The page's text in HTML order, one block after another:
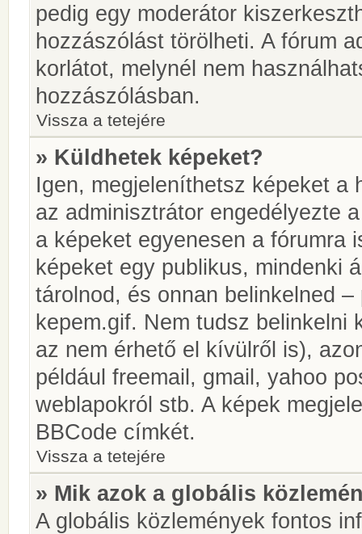
pedig egy moderátor
hozzászólást törölheti. A fórum
korlátot, melynél nem
hozzászólásban.
Vissza a tetejére
» Küldhetek képeket?
Igen, megjeleníthetsz képeket a
az adminisztrátor engedélyezte
a képeket egyenesen a fórumra
képeket egy publikus, mindenki
tárolnod, és onnan belinkelned
kepem.gif. Nem tudsz belinkelni
az nem érhető el kívülről is),
például freemail, gmail, yahoo
weblapokról stb. A képek
BBCode címkét.
Vissza a tetejére
» Mik azok a globális
A globális közlemények fontos